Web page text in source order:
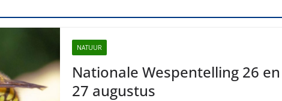
NATUUR
Nationale Wespentelling 26 en
27 augustus